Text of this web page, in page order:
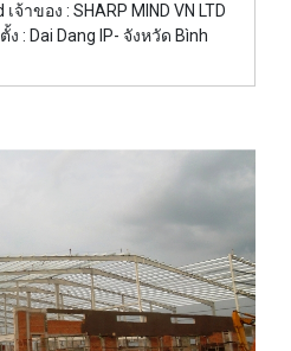
จ้าของ : SHARP MIND VN LTD
: Dai Dang IP- จังหวัด Bình